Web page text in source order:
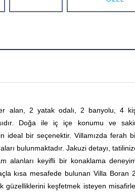
alan, 2 yatak odalı, 2 banyolu, 4
Doğa ile iç içe konumu ve
ideal bir seçenektir. Villamızda ferah
bulunmaktadır. Jakuzi detayı,
alanları keyifli bir konaklama
kısa mesafede bulunan Villa Boran 2,
güzelliklerini keşfetmek isteyen